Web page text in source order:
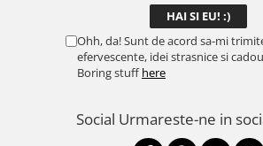
Ohh, da! Sunt de acord sa-mi
efervescente, idei strasnice si
Boring stuffhere
Social Urmareste-ne in